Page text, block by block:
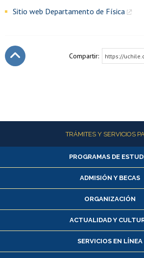
Sitio web Departamento de Física
Compartir: https://
Más informaciónTRÁMITES Y SERVICIOS
Alumnas/os y
Matrícula en línea
Inscripción y cambio de
Consulta y certificado de
Servicio médico y
Pago de arancel y crédito
PROGRAMAS DE
ADMISIÓN Y BECAS
ORGANIZACIÓN
ACTUALIDAD Y
SERVICIOS EN LÍNEA